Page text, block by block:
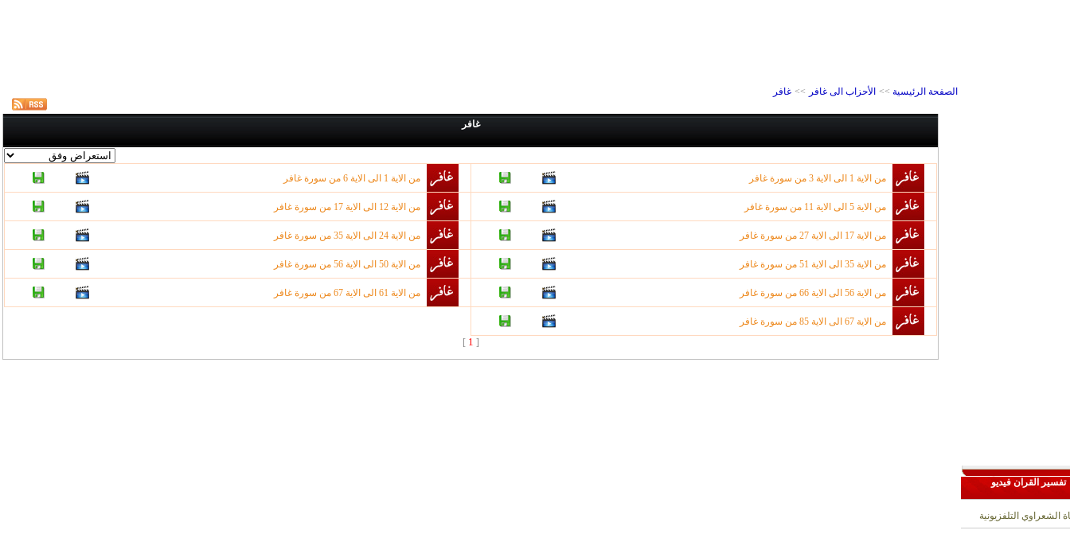
الصفحة الرئيسية >> الأحزاب الى غافر >> غافر
غافر
من الاية 1 الى الاية 3 من سورة غافر من الاية 1 الى الاية 6 من سورة غافر
من الاية 5 الى الاية 11 من سورة غافر من الاية 12 الى الاية 17 من سورة غافر
من الاية 17 الى الاية 27 من سورة غافر من الاية 24 الى الاية 35 من سورة غافر
من الاية 35 الى الاية 51 من سورة غافر من الاية 50 الى الاية 56 من سورة غافر
من الاية 56 الى الاية 66 من سورة غافر من الاية 61 الى الاية 67 من سورة غافر
من الاية 67 الى الاية 85 من سورة غافر
[
]
تفسير القران فيديو
الشعراوي التلفزيونية